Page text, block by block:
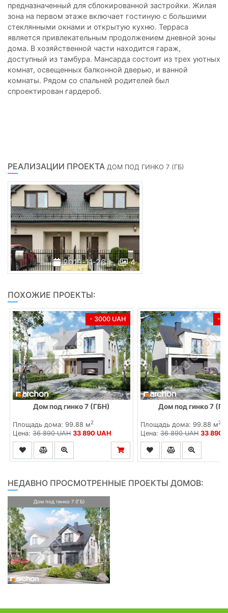
предназначенный для сблокированной застройки. Жилая
зона на первом этаже включает гостиную с большими
стеклянными окнами и открытую кухню. Терраса
является привлекательным продолжением дневной зоны
дома. В хозяйственной части находится гараж,
доступный из тамбура. Мансарда состоит из трех уютных
комнат, освещенных балконной дверью, и ванной
комнаты. Рядом со спальней родителей был
спроектирован гардероб.
РЕАЛИЗАЦИИ ПРОЕКТА ДОМ ПОД ГИНКО 7 (ГБ)
2019-11-26 4
ПОХОЖИЕ ПРОЕКТЫ:
- 3000 UAH
Дом под гинко 7 (ГБН)
Площадь дома: 99.88 м2
Цена: 36 890 UAH 33 890 UAH
-
Дом под гинко 7
Площадь дома: 99.88 м2
Цена:36 890 UAH 33 890
НЕДАВНО ПРОСМОТРЕННЫЕ ПРОЕКТЫ ДОМОВ:
Дом под гинко 7 (ГБ)